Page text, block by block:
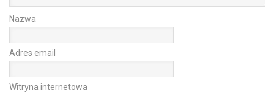
Nazwa
Adres email
Witryna internetowa